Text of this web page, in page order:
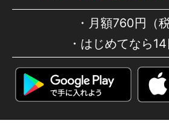
蒼天の拳
月額760円（税
はじめてなら